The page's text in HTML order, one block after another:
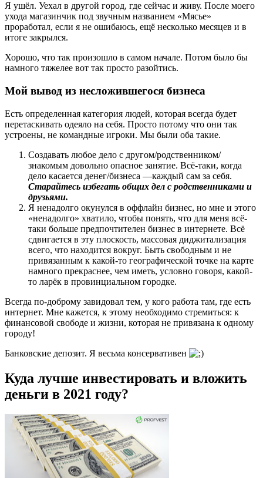
Я ушёл. Уехал в другой город, где сейчас и живу. После моего
ухода магазинчик под звучным названием «Мясье»
проработал, если я не ошибаюсь, ещё несколько месяцев и в
итоге закрылся.
Хорошо, что так произошло в самом начале. Потом было бы
намного тяжелее вот так просто разойтись.
Мой вывод из несложившегося бизнеса
Есть определенная категория людей, которая всегда будет
перетаскивать одеяло на себя. Просто потому что они так
устроены, не командные игроки. Мы были оба такие.
Создавать любое дело с другом/родственником/
знакомым довольно опасное занятие. Всё-таки, когда
дело касается денег/бизнеса —каждый сам за себя.
Старайтесь избегать общих дел с родственниками и
друзьями.
Я ненадолго окунулся в оффлайн бизнес, но мне и этого
«ненадолго» хватило, чтобы понять, что для меня всё-
таки больше предпочтителен бизнес в интернете. Всё
сдвигается в эту плоскость, массовая диджитализация
всего, что находится вокруг. Быть свободным и не
привязанным к какой-то географической точке на карте
намного прекраснее, чем иметь, условно говоря, какой-
то ларёк в провинциальном городке.
Всегда по-доброму завидовал тем, у кого работа там, где есть
интернет. Мне кажется, к этому необходимо стремиться: к
финансовой свободе и жизни, которая не привязана к одному
городу!
Банковские депозит. Я весьма консервативен
Куда лучше инвестировать и вложить
деньги в 2021 году?